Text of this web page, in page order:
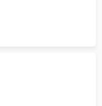
чипов.